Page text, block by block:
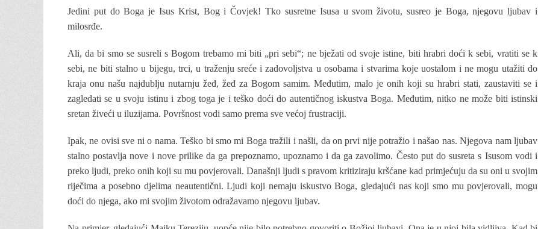
Jedini put do Boga je Isus Krist, Bog i Čovjek! Tko susretne Isusa u svom životu, susreo je Boga, njegovu ljubav i
milosrđe.
Ali, da bi smo se susreli s Bogom trebamo mi biti „pri sebi“; ne bježati od svoje istine, biti hrabri doći k sebi, vratiti se k
sebi, ne biti stalno u bijegu, trci, u traženju sreće i zadovoljstva u osobama i stvarima koje uostalom i ne mogu utažiti do
kraja onu našu najdublju nutarnju žeđ, žeđ za Bogom samim. Međutim, malo je onih koji su hrabri stati, zaustaviti se i
zagledati se u svoju istinu i zbog toga je i teško doći do autentičnog iskustva Boga. Međutim, nitko ne može biti istinski
sretan živeći u iluzijama. Površnost vodi samo prema sve većoj frustraciji.
Ipak, ne ovisi sve ni o nama. Teško bi smo mi Boga tražili i našli, da on prvi nije potražio i našao nas. Njegova nam ljubav
stalno postavlja nove i nove prilike da ga prepoznamo, upoznamo i da ga zavolimo. Često put do susreta s Isusom vodi i
preko ljudi, preko onih koji su mu povjerovali. Današnji ljudi s pravom kritiziraju kršćane kad primjećuju da su oni u svojim
riječima a posebno djelima neautentični. Ljudi koji nemaju iskustvo Boga, gledajući nas koji smo mu povjerovali, mogu
doći do njega, ako mi svojim životom odražavamo njegovu ljubav.